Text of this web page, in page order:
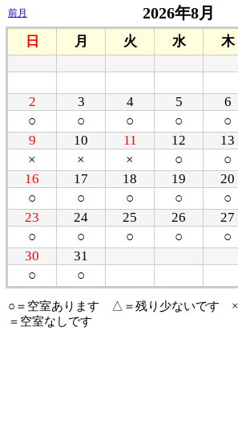
前月 2026年8月
日 月 火 水 木
2
○
3
○
4
○
5
○
6
○
9
×
10
×
11
×
12
○
13
○
16
○
17
○
18
○
19
○
20
○
23
○
24
○
25
○
26
○
27
○
30
○
31
○
○＝空室あります △＝残り少ないです ×
＝空室なしです